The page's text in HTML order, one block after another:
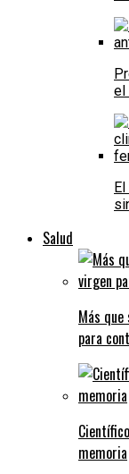
el
Salud
Más
para
memoria